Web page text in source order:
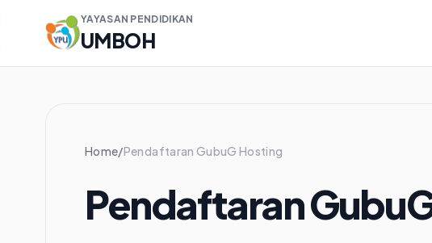
YAYASAN PENDIDIKAN
UMBOH
Home/Pendaftaran GubuG Hosting
Pendaftaran